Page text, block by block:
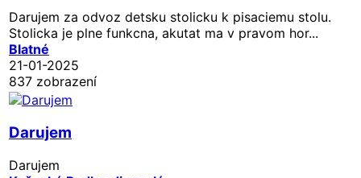
Darujem za odvoz detsku stolicku k pisaciemu stolu.
Stolicka je plne funkcna, akutat ma v pravom hor...
Blatné
21-01-2025
837 zobrazení
Darujem
Darujem